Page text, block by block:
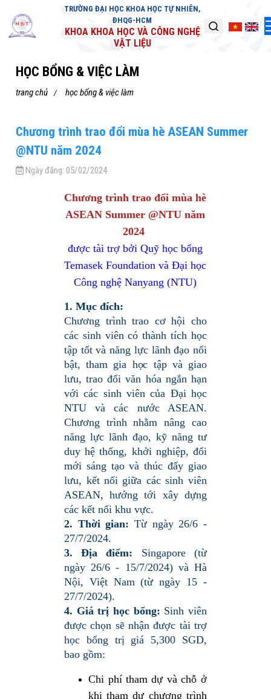
TRƯỜNG ĐẠI HỌC KHOA HỌC TỰ NHIÊN,
ĐHQG-HCM
KHOA KHOA HỌC VÀ CÔNG NGHỆ
VẬT LIỆU
HỌC BỔNG & VIỆC LÀM
trang chủ học bổng & việc làm
Chương trình trao đổi mùa hè ASEAN Summer
@NTU năm 2024
Ngày đăng: 05/02/2024
Chương trình trao đổi mùa hè
ASEAN Summer @NTU năm
2024
được tài trợ bởi Quỹ học bổng
Temasek Foundation và Đại học
Công nghệ Nanyang (NTU)
1. Mục đích:
Chương trình trao cơ hội cho
các sinh viên có thành tích học
tập tốt và năng lực lãnh đạo nổi
bật, tham gia học tập và giao
lưu, trao đổi văn hóa ngắn hạn
với các sinh viên của Đại học
NTU và các nước ASEAN.
Chương trình nhằm nâng cao
năng lực lãnh đạo, kỹ năng tư
duy hệ thống, khởi nghiệp, đổi
mới sáng tạo và thúc đẩy giao
lưu, kết nối giữa các sinh viên
ASEAN, hướng tới xây dựng
các kết nối khu vực.
2. Thời gian: Từ ngày 26/6 -
27/7/2024.
3. Địa điểm: Singapore (từ
ngày 26/6 - 15/7/2024) và Hà
Nội, Việt Nam (từ ngày 15 -
27/7/2024).
4. Giá trị học bổng: Sinh viên
được chọn sẽ nhận được tài trợ
học bổng trị giá 5,300 SGD,
bao gồm:
Chi phí tham dự và chỗ ở
khi tham dự chương trình